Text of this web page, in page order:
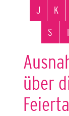
J
K
S
über